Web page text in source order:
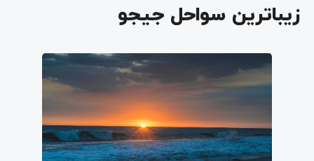
زیباترین سواحل جیجو